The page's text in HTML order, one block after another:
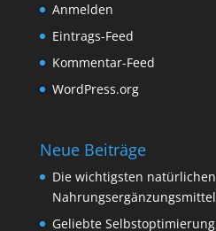
Anmelden
Eintrags-Feed
Kommentar-Feed
WordPress.org
Neue Beiträge
Die wichtigsten natürlichen
Nahrungsergänzungsmittel
Geliebte Selbstoptimierung